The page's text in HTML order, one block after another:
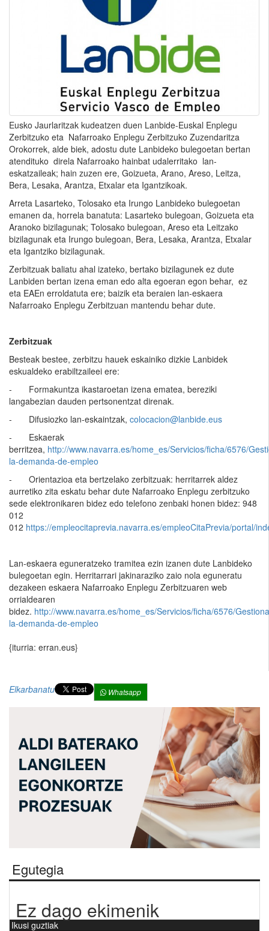
Eusko Jaurlaritzak kudeatzen duen Lanbide-Euskal Enplegu
Zerbitzuko eta Nafarroako Enplegu Zerbitzuko Zuzendaritza
Orokorrek, alde biek, adostu dute Lanbideko bulegoetan bertan
atendituko direla Nafarroako hainbat udalerritako lan-
eskatzaileak; hain zuzen ere, Goizueta, Arano, Areso, Leitza,
Bera, Lesaka, Arantza, Etxalar eta Igantzikoak.
Arreta Lasarteko, Tolosako eta Irungo Lanbideko bulegoetan
emanen da, horrela banatuta: Lasarteko bulegoan, Goizueta eta
Aranoko bizilagunak; Tolosako bulegoan, Areso eta Leitzako
bizilagunak eta Irungo bulegoan, Bera, Lesaka, Arantza, Etxalar
eta Igantziko bizilagunak.
Zerbitzuak baliatu ahal izateko, bertako bizilagunek ez dute
Lanbiden bertan izena eman edo alta egoeran egon behar, ez
eta EAEn erroldatuta ere; baizik eta beraien lan-eskaera
Nafarroako Enplegu Zerbitzuan mantendu behar dute.
Zerbitzuak
Besteak bestee, zerbitzu hauek eskainiko dizkie Lanbidek
eskualdeko erabiltzaileei ere:
- Formakuntza ikastaroetan izena ematea, bereziki
langabezian dauden pertsonentzat direnak.
- Difusiozko lan-eskaintzak, colocacion@lanbide.eus
- Eskaerak
berritzea, http://www.navarra.es/home_es/Servicios/ficha/6576/
la-demanda-de-empleo
- Orientazioa eta bertzelako zerbitzuak: herritarrek aldez
aurretiko zita eskatu behar dute Nafarroako Enplegu zerbitzuko
sede elektronikaren bidez edo telefono zenbaki honen bidez: 948
012
012 https://empleocitaprevia.navarra.es/empleoCitaPrevia/portal/
Lan-eskaera eguneratzeko tramitea ezin izanen dute Lanbideko
bulegoetan egin. Herritarrari jakinaraziko zaio nola eguneratu
dezakeen eskaera Nafarroako Enplegu Zerbitzuaren web
orrialdearen
bidez. http://www.navarra.es/home_es/Servicios/ficha/6576/
la-demanda-de-empleo
{iturria: erran.eus}
Elkarbanatu Whatsapp
Egutegia
Ez dago ekimenik
Ikusi guztiak